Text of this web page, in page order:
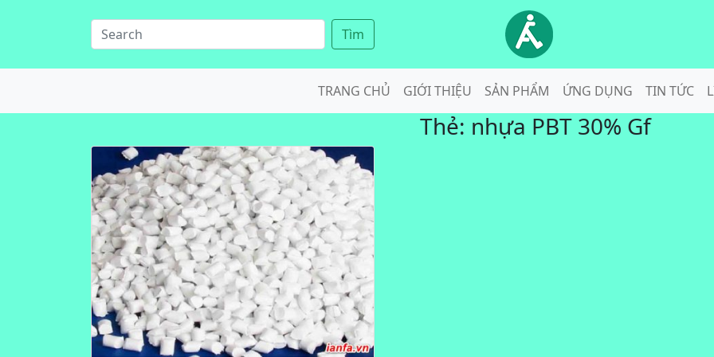
Tìm
TRANG CHỦ GIỚI THIỆU SẢN PHẨM ỨNG DỤNG TIN TỨC
Thẻ: nhựa PBT 30% Gf